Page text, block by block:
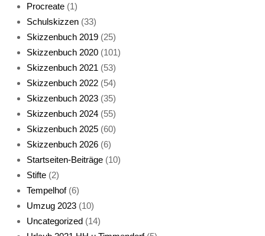
Katze sturmerprobt
Procreate (1)
Schulskizzen (33)
Skizzenbuch 2019 (25)
Skizzenbuch 2020 (101)
Skizzenbuch 2021 (53)
Skizzenbuch 2022 (54)
Skizzenbuch 2023 (35)
Skizzenbuch 2024 (55)
Skizzenbuch 2025 (60)
Skizzenbuch 2026 (6)
Startseiten-Beiträge (10)
Stifte (2)
Tempelhof(6)
Umzug 2023 (10)
Uncategorized (14)